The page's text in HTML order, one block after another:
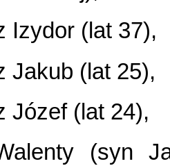
Izydor (lat 37),
Jakub (lat 25),
Józef (lat 24),
(syn